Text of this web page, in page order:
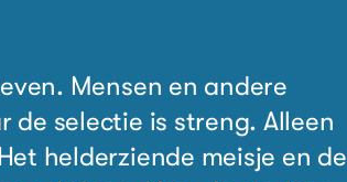
Mensen en andere
de selectie is streng. Alleen
helderziende meisje en de